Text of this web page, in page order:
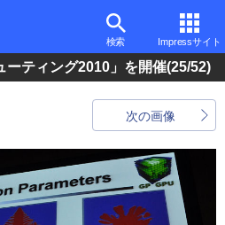
検索 Impressサイト
ーティング2010」を開催(25/52)
次の画像